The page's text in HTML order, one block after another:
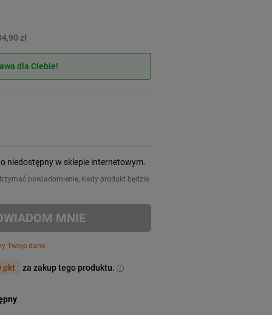
zł
dla Ciebie!
niedostępny w sklepie internetowym.
powiadomienie, kiedy produkt będzie
MNIE
Twoje dane.
pkt za zakup tego produktu.